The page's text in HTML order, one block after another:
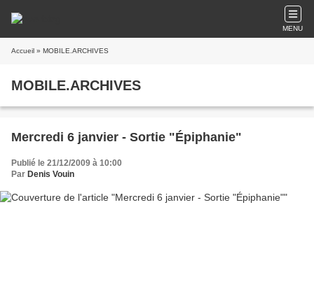
MENU
Accueil » MOBILE.ARCHIVES
MOBILE.ARCHIVES
Mercredi 6 janvier - Sortie "Épiphanie"
Publié le 21/12/2009 à 10:00
Par Denis Vouin